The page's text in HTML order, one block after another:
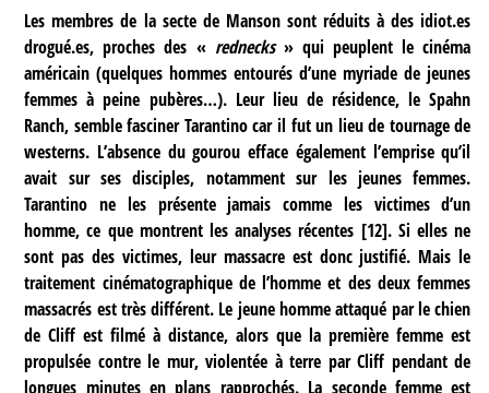
Les membres de la secte de Manson sont réduits à des idiot.es
drogué.es, proches des « rednecks» qui peuplent le cinéma
américain (quelques hommes entourés d’une myriade de jeunes
femmes à peine pubères…). Leur lieu de résidence, le Spahn
Ranch, semble fasciner Tarantino car il fut un lieu de tournage de
westerns. L’absence du gourou efface également l’emprise qu’il
avait sur ses disciples, notamment sur les jeunes femmes.
Tarantino ne les présente jamais comme les victimes d’un
homme, ce que montrent les analyses récentes [12]. Si elles ne
sont pas des victimes, leur massacre est donc justifié. Mais le
traitement cinématographique de l’homme et des deux femmes
massacrés est très différent. Le jeune homme attaqué par le chien
de Cliff est filmé à distance, alors que la première femme est
propulsée contre le mur, violentée à terre par Cliff pendant de
longues minutes en plans rapprochés. La seconde femme est